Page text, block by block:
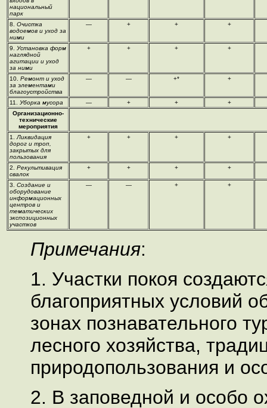
национальный
парк
8. Очистка
водоемов и уход за
ними
— + + +
9. Установка форм
наглядной
агитации и уход
за ними
+ + + +
10. Ремонт и уход
за элементами
благоустройства
— — +* +
11. Уборка мусора — + +
+
Организационно-
технические
мероприятия
1. Ликвидация
дорог и троп,
закрытых для
пользования
+ + + +
2. Рекультивация
свалок
+ + + +
3. Создание и
оборудование
информационных
центров и
тематических
экспозиционных
участков
— — + +
Примечания:
1. Участки покоя
благоприятных условий
зонах познавательного
лесного хозяйства,
природопользования и
2. В заповедной и особо